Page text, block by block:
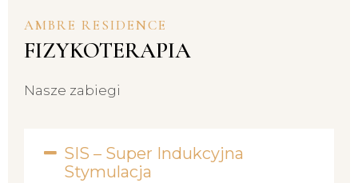
AMBRE RESIDENCE
FIZYKOTERAPIA
Nasze zabiegi
SIS – Super Indukcyjna
Stymulacja